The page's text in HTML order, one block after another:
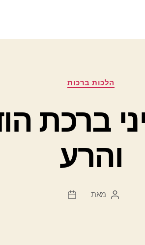
קטגוריות
הלכות ברכות
ברכת
והרע
המחבר
מאת
תאריך